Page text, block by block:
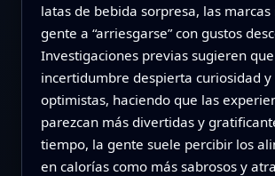
latas de bebida sorpresa, las
gente a “arriesgarse” con gustos
Investigaciones previas sugieren
incertidumbre despierta curiosidad
optimistas, haciendo que las
parezcan más divertidas y
tiempo, la gente suele percibir los
en calorías como más sabrosos y